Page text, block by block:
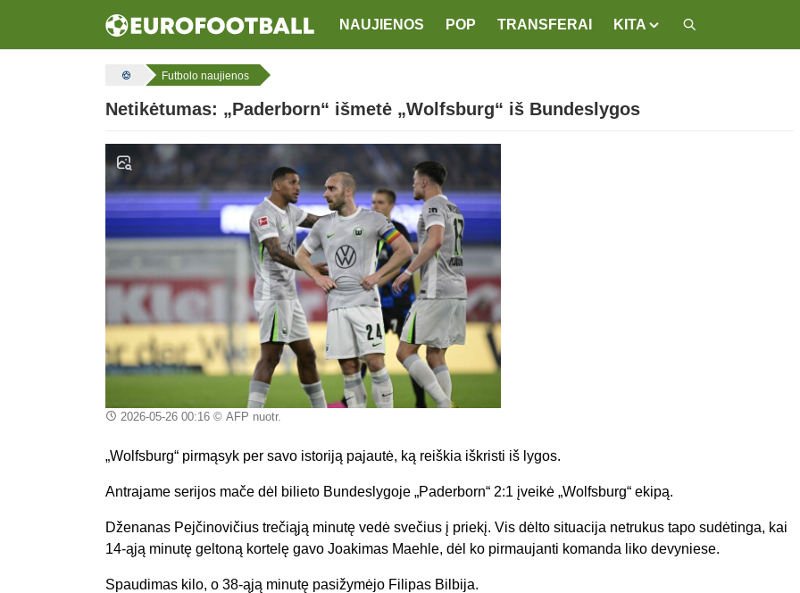
NAUJIENOS POP TRANSFERAI KITA
Futbolo naujienos
Netikėtumas: „Paderborn“ išmetė „Wolfsburg“ iš Bundeslygos
2026-05-26 00:16© AFP nuotr.
„Wolfsburg“ pirmąsyk per savo istoriją pajautė, ką reiškia iškristi iš lygos.
Antrajame serijos mače dėl bilieto Bundeslygoje „Paderborn“ 2:1 įveikė „Wolfsburg“ ekipą.
Dženanas Pejčinovičius trečiąją minutę vedė svečius į priekį. Vis dėlto situacija netrukus tapo sudėtinga, kai
14-ąją minutę geltoną kortelę gavo Joakimas Maehle, dėl ko pirmaujanti komanda liko devyniese.
Spaudimas kilo, o 38-ąją minutę pasižymėjo Filipas Bilbija.